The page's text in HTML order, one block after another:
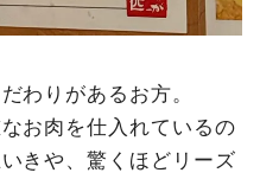
わりがあるお方。
お肉を仕入れているの
きや、驚くほどリーズ